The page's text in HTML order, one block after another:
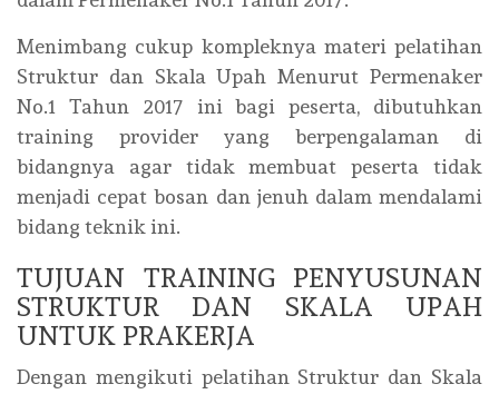
Menimbang cukup kompleknya materi pelatihan
Struktur dan Skala Upah Menurut Permenaker
No.1 Tahun 2017 ini bagi peserta, dibutuhkan
training provider yang berpengalaman di
bidangnya agar tidak membuat peserta tidak
menjadi cepat bosan dan jenuh dalam mendalami
bidang teknik ini.
TUJUAN TRAINING PENYUSUNAN
STRUKTUR DAN SKALA UPAH
UNTUK PRAKERJA
Dengan mengikuti pelatihan Struktur dan Skala